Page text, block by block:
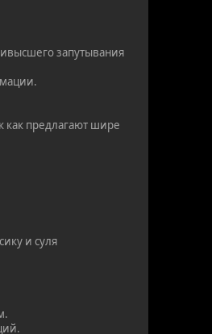
запутывания
как предлагают шире
и суля